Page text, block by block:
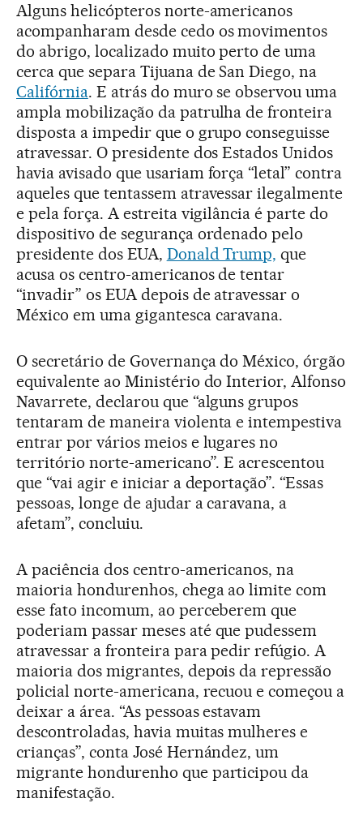
Alguns helicópteros norte-americanos
acompanharam desde cedo os movimentos
do abrigo, localizado muito perto de uma
cerca que separa Tijuana de San Diego, na
Califórnia. E atrás do muro se observou uma
ampla mobilização da patrulha de fronteira
disposta a impedir que o grupo conseguisse
atravessar. O presidente dos Estados Unidos
havia avisado que usariam força “letal” contra
aqueles que tentassem atravessar ilegalmente
e pela força. A estreita vigilância é parte do
dispositivo de segurança ordenado pelo
presidente dos EUA, Donald Trump, que
acusa os centro-americanos de tentar
“invadir” os EUA depois de atravessar o
México em uma gigantesca caravana.
O secretário de Governança do México, órgão
equivalente ao Ministério do Interior, Alfonso
Navarrete, declarou que “alguns grupos
tentaram de maneira violenta e intempestiva
entrar por vários meios e lugares no
território norte-americano”. E acrescentou
que “vai agir e iniciar a deportação”. “Essas
pessoas, longe de ajudar a caravana, a
afetam”, concluiu.
A paciência dos centro-americanos, na
maioria hondurenhos, chega ao limite com
esse fato incomum, ao perceberem que
poderiam passar meses até que pudessem
atravessar a fronteira para pedir refúgio. A
maioria dos migrantes, depois da repressão
policial norte-americana, recuou e começou a
deixar a área. “As pessoas estavam
descontroladas, havia muitas mulheres e
crianças”, conta José Hernández, um
migrante hondurenho que participou da
manifestação.